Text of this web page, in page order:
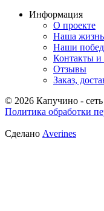
Информация
О проекте
Наша жизнь
Наши
Контакты и
Отзывы
Заказ,
© 2026 Капучино -
Политика обработки
Сделано Averines